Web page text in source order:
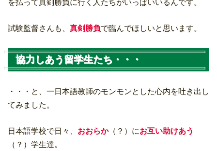
を払って真剣勝負に行く人たちがいっぱいいるんです。
試験監督さんも、 真剣勝負で臨んでほしいと思います。
協力しあう留学生たち・・・
・・・と、一日本語教師のモンモンとした心内を吐き出し
てみました。
日本語学校で日々、 おおらか（？）にお互い助けあう
（？）学生達。